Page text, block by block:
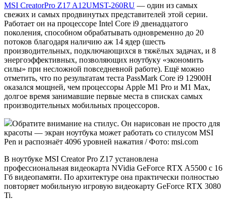
MSI CreatorPro Z17 A12UMST-260RU — один из самых
свежих и самых продвинутых представителей этой серии.
Работает он на процессоре Intel Core i9 двенадцатого
поколения, способном обрабатывать одновременно до 20
потоков благодаря наличию аж 14 ядер (шесть
производительных, подключающихся в тяжёлых задачах, и 8
энергоэффективных, позволяющих ноутбуку «экономить
силы» при несложной повседневной работе). Ещё можно
отметить, что по результатам теста PassMark Core i9 12900H
оказался мощней, чем процессоры Apple M1 Pro и M1 Max,
долгое время занимавшие первые места в списках самых
производительных мобильных процессоров.
Обратите внимание на стилус. Он нарисован не просто для
красоты — экран ноутбука может работать со стилусом MSI
Pen и распознаёт 4096 уровней нажатия / Фото: msi.com
В ноутбуке MSI Creator Pro Z17 установлена
профессиональная видеокарта NVidia GeForce RTX A5500 с 16
Гб видеопамяти. По архитектуре она практически полностью
повторяет мобильную игровую видеокарту GeForce RTX 3080
Ti.